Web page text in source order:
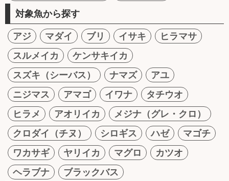
対象魚から探す
アジ マダイ ブリ イサキ
ヒラマサ
スルメイカ
ケンサキイカ
スズキ（シーバス）
ナマズ
アユ
ニジマス
アマゴ イワナ
タチウオ
ヒラメ
アオリイカ
メジナ（グレ・クロ）
クロダイ（チヌ）
シロギス ハゼ
マゴチ
ワカサギ
ヤリイカ マグロ
カツオ
ヘラブナ
ブラックバス